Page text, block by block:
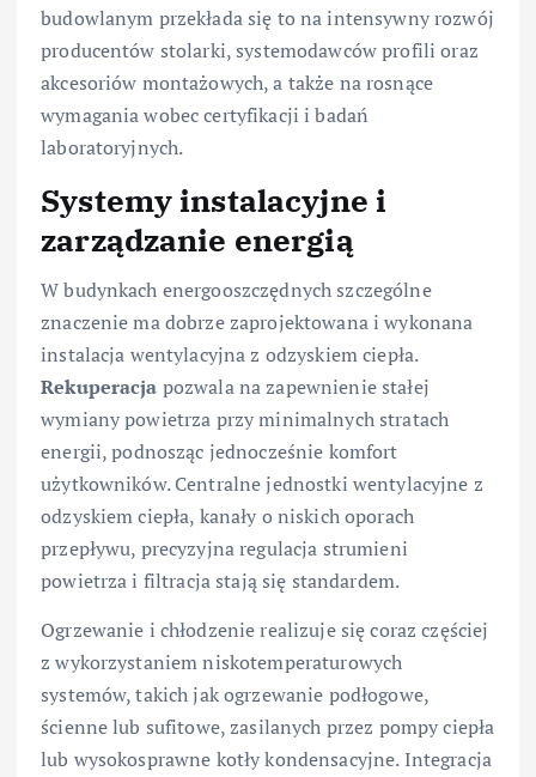
budowlanym przekłada się to na intensywny rozwój
producentów stolarki, systemodawców profili oraz
akcesoriów montażowych, a także na rosnące
wymagania wobec certyfikacji i badań
laboratoryjnych.
Systemy instalacyjne i
zarządzanie energią
W budynkach energooszczędnych szczególne
znaczenie ma dobrze zaprojektowana i wykonana
instalacja wentylacyjna z odzyskiem ciepła.
Rekuperacja pozwala na zapewnienie stałej
wymiany powietrza przy minimalnych stratach
energii, podnosząc jednocześnie komfort
użytkowników. Centralne jednostki wentylacyjne z
odzyskiem ciepła, kanały o niskich oporach
przepływu, precyzyjna regulacja strumieni
powietrza i filtracja stają się standardem.
Ogrzewanie i chłodzenie realizuje się coraz częściej
z wykorzystaniem niskotemperaturowych
systemów, takich jak ogrzewanie podłogowe,
ścienne lub sufitowe, zasilanych przez pompy ciepła
lub wysokosprawne kotły kondensacyjne. Integracja